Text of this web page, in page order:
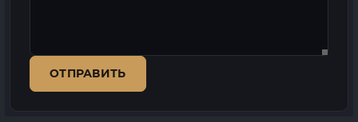
ОТПРАВИТЬ